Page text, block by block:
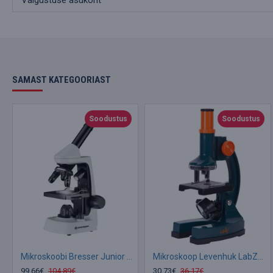
SAMAST KATEGOORIAST
Soodustus
99.66€ 104.89€
Soodustus
30.73€ 36.17€